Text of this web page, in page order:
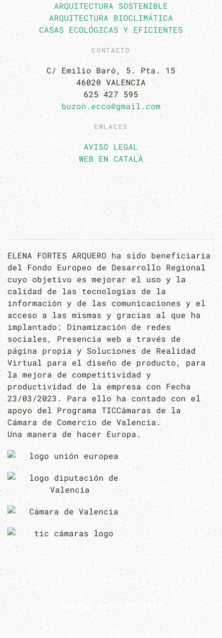
ARQUITECTURA SOSTENIBLE
ARQUITECTURA BIOCLIMÁTICA
CASAS ECOLÓGICAS Y EFICIENTES
CONTACTO
C/ Emilio Baró, 5. Pta. 15
46020 VALENCIA
625 427 595
buzon.ecco@gmail.com
ENLACES
AVISO LEGAL
WEB EN CATALÀ
ELENA FORTES ARQUERO ha sido beneficiaria
del Fondo Europeo de Desarrollo Regional
cuyo objetivo es mejorar el uso y la
calidad de las tecnologías de la
información y de las comunicaciones y el
acceso a las mismas y gracias al que ha
implantado: Dinamización de redes
sociales, Presencia web a través de
página propia y Soluciones de Realidad
Virtual para el diseño de producto, para
la mejora de competitividad y
productividad de la empresa con Fecha
23/03/2023. Para ello ha contado con el
apoyo del Programa TICCámaras de la
Cámara de Comercio de Valencia.
Una manera de hacer Europa.
diseño web: azul460